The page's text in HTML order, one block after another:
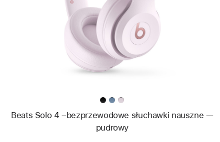
Beats Solo 4 –
bezprzewodowe
słuchawki
nauszne —
pudrowy
Beats Solo 4 –bezprzewodowe słuchawki nauszne —
pudrowy